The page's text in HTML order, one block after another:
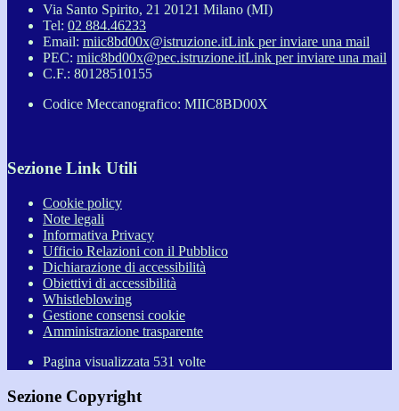
Via Santo Spirito, 21 20121 Milano (MI)
Tel: 02 884.46233
Email: miic8bd00x@istruzione.itLink per inviare una mail
PEC: miic8bd00x@pec.istruzione.itLink per inviare una mail
C.F.: 80128510155
Codice Meccanografico: MIIC8BD00X
Sezione Link Utili
Cookie policy
Note legali
Informativa Privacy
Ufficio Relazioni con il Pubblico
Dichiarazione di accessibilità
Obiettivi di accessibilità
Whistleblowing
Gestione consensi cookie
Amministrazione trasparente
Pagina visualizzata 531 volte
Sezione Copyright